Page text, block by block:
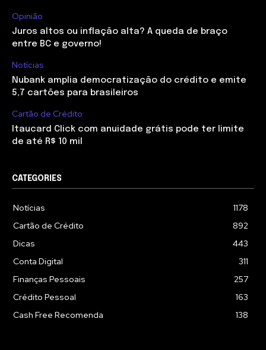
Opinião
Juros altos ou inflação alta? A queda de braço
entre BC e governo!
Notícias
Nubank amplia democratização do crédito e emite
5,7 cartões para brasileiros
Cartão de Crédito
Itaucard Click com anuidade grátis pode ter limite
de até R$ 10 mil
CATEGORIES
Notícias
1178
Cartão de Crédito
892
Dicas
443
Conta Digital
311
Finanças Pessoais
257
Crédito Pessoal
163
Cash Free Recomenda
138